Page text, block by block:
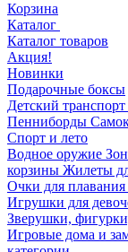
Корзина
Каталог
Каталог товаров
Акция!
Новинки
Подарочные боксы
Детский
Пенниборды
Спорт и лето
Водное оружие
корзины Жилеты
Очки для плавания
Игрушки для
Зверушки,
Игровые дома и